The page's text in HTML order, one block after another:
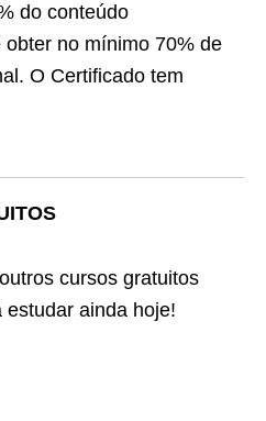
do conteúdo
no mínimo 70% de
O Certificado tem
cursos gratuitos
ainda hoje!